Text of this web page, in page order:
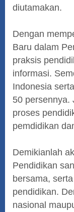
diutamakan.
Dengan
Baru dalam
praksis
informasi.
Indonesia
50 persennya.
proses
pemdidikan
Demikianlah
Pendidikan
bersama,
pendidikan.
nasional